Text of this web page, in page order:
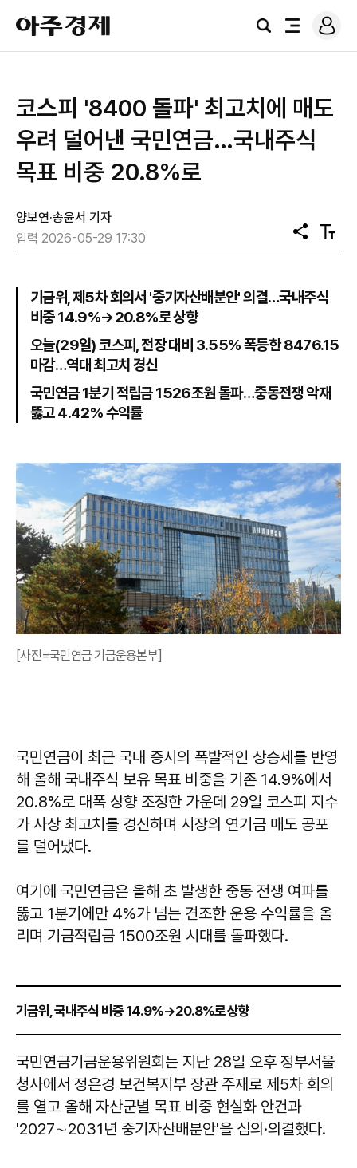
아
주
경
검
전
로
그
코스피 '8400 돌파' 최고치에 매도
우려 덜어낸 국민연금…국내주식
목표 비중 20.8%로
양보연·송윤서 기자
입력 2026-05-29 17:30
공
유
텍
스
기
기금위, 제5차 회의서 '중기자산배분안' 의결…국내주식
비중 14.9%→20.8%로 상향
오늘(29일) 코스피, 전장 대비 3.55% 폭등한 8476.15
마감…역대 최고치 경신
국민연금 1분기 적립금 1526조원 돌파…중동전쟁 악재
뚫고 4.42% 수익률
[사진=국민연금 기금운용본부]
국민연금이 최근 국내 증시의 폭발적인 상승세를 반영
해 올해 국내주식 보유 목표 비중을 기존 14.9%에서
20.8%로 대폭 상향 조정한 가운데 29일 코스피 지수
가 사상 최고치를 경신하며 시장의 연기금 매도 공포
를 덜어냈다.
여기에 국민연금은 올해 초 발생한 중동 전쟁 여파를
뚫고 1분기에만 4%가 넘는 견조한 운용 수익률을 올
리며 기금적립금 1500조원 시대를 돌파했다.
기금위, 국내주식 비중 14.9%→20.8%로 상향
국민연금기금운용위원회는 지난 28일 오후 정부서울
청사에서 정은경 보건복지부 장관 주재로 제5차 회의
를 열고 올해 자산군별 목표 비중 현실화 안건과
'2027∼2031년 중기자산배분안'을 심의·의결했다.